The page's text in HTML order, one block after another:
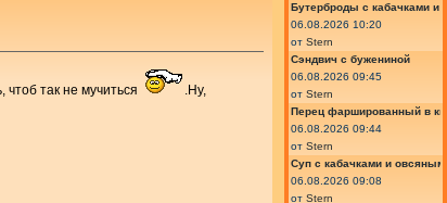
чтоб так не мучиться
.Ну,
Бутерброды с кабачками и
06.08.2026 10:20
от Stern
Сэндвич с бужениной
06.08.2026 09:45
от Stern
Перец фаршированный в
06.08.2026 09:44
от Stern
Суп с кабачками и
06.08.2026 09:08
от Stern